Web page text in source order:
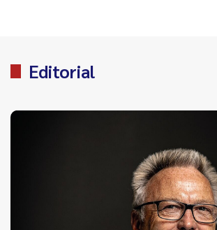
Editorial